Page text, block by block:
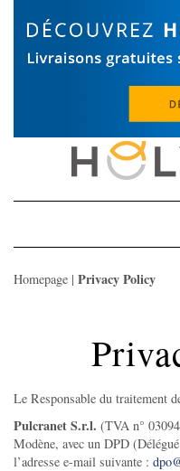
Homepage | Privacy Policy
Le Responsable du traitement
Pulcranet S.r.l. (TVA n°
Modène, avec un DPD
l’adresse e-mail suivante :